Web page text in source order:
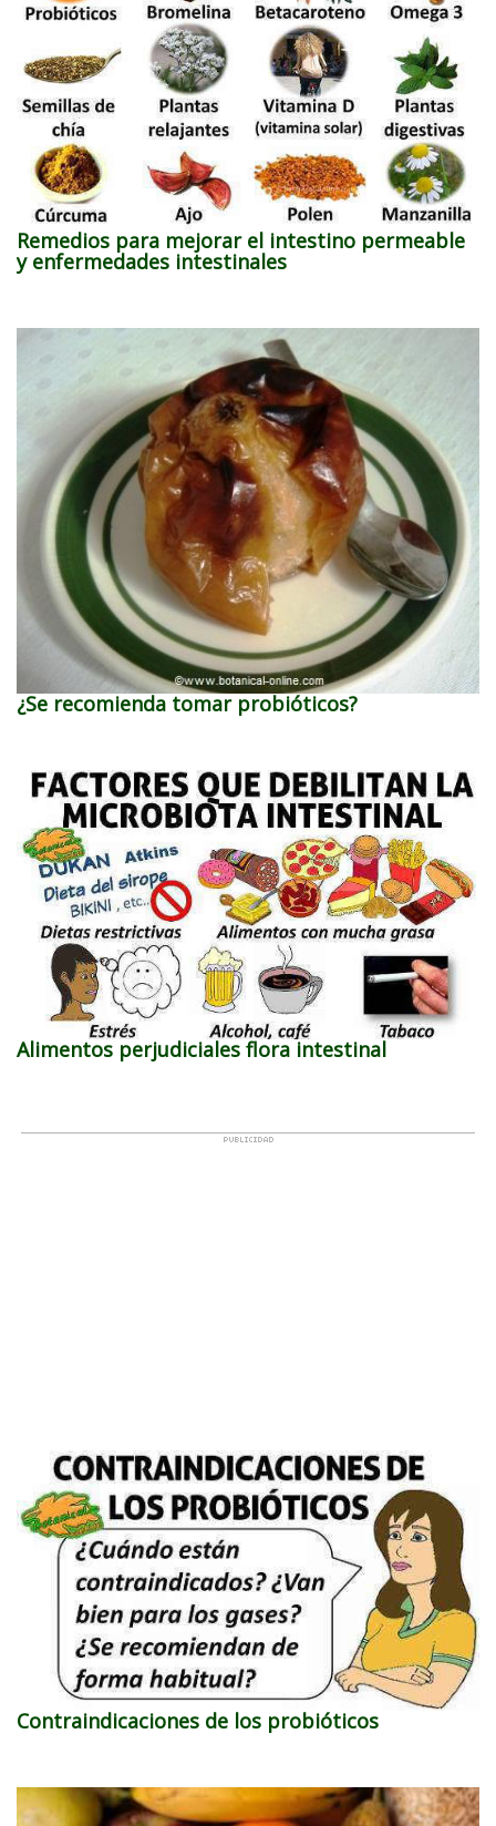
Remedios para mejorar el intestino permeable
y enfermedades intestinales
¿Se recomienda tomar probióticos?
Alimentos perjudiciales flora intestinal
Contraindicaciones de los probióticos